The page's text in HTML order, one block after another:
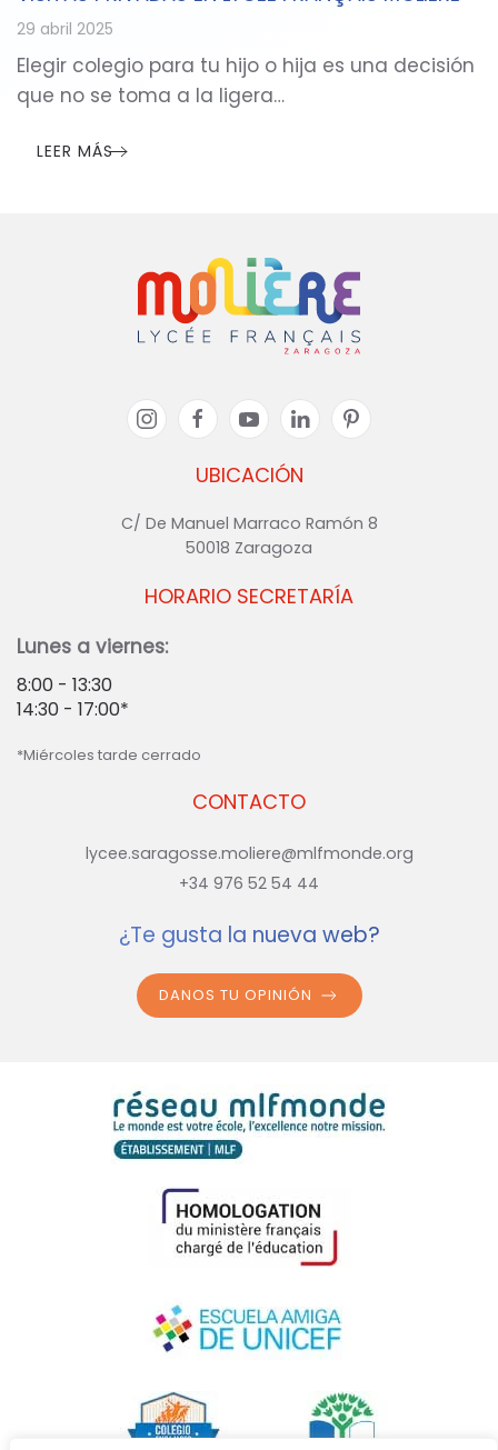
29 abril 2025
Elegir colegio para tu hijo o hija es una decisión
que no se toma a la ligera…
LEER MÁS
UBICACIÓN
C/ De Manuel Marraco Ramón 8
50018 Zaragoza
CONTACTO
lycee.saragosse.moliere@mlfmonde.org
+34 976 52 54 44
HORARIO SECRETARÍA
Lunes a viernes:
8:00 - 13:30
14:30 - 17:00*
*Miércoles tarde cerrado
¿Te gusta la nueva web?
DANOS TU OPINIÓN